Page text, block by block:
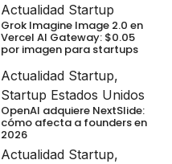
Actualidad Startup
Grok Imagine Image 2.0 en
Vercel AI Gateway: $0.05
por imagen para startups
Actualidad Startup,
Startup Estados Unidos
OpenAI adquiere NextSlide:
cómo afecta a founders en
2026
Actualidad Startup,